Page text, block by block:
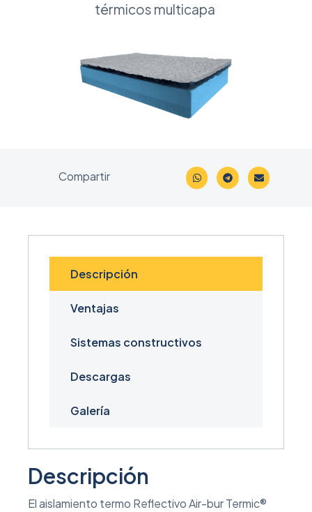
térmicos multicapa
Compartir
Descripción
Ventajas
Sistemas constructivos
Descargas
Galería
Descripción
El aislamiento termo Reflectivo Air-bur Termic®